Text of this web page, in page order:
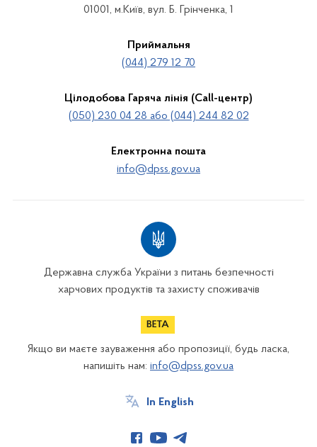
01001, м.Київ, вул. Б. Грінченка, 1
Приймальня
(044) 279 12 70
Цілодобова Гаряча лінія (Call-центр)
(050) 230 04 28 або (044) 244 82 02
Електронна пошта
info@dpss.gov.ua
Державна служба України з питань безпечності
харчових продуктів та захисту споживачів
Якщо ви маєте зауваження або пропозиції, будь ласка,
напишіть нам: info@dpss.gov.ua
In English